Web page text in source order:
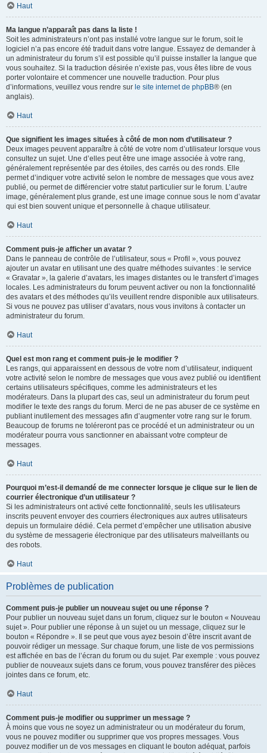
Haut
Ma langue n’apparaît pas dans la liste !
Soit les administrateurs n’ont pas installé votre langue sur le forum, soit le
logiciel n’a pas encore été traduit dans votre langue. Essayez de demander à
un administrateur du forum s’il est possible qu’il puisse installer la langue que
vous souhaitez. Si la traduction désirée n’existe pas, vous êtes libre de vous
porter volontaire et commencer une nouvelle traduction. Pour plus
d’informations, veuillez vous rendre sur le site internet de phpBB® (en
anglais).
Haut
Que signifient les images situées à côté de mon nom d’utilisateur ?
Deux images peuvent apparaître à côté de votre nom d’utilisateur lorsque vous
consultez un sujet. Une d’elles peut être une image associée à votre rang,
généralement représentée par des étoiles, des carrés ou des ronds. Elle
permet d’indiquer votre activité selon le nombre de messages que vous avez
publié, ou permet de différencier votre statut particulier sur le forum. L’autre
image, généralement plus grande, est une image connue sous le nom d’avatar
qui est bien souvent unique et personnelle à chaque utilisateur.
Haut
Comment puis-je afficher un avatar ?
Dans le panneau de contrôle de l’utilisateur, sous « Profil », vous pouvez
ajouter un avatar en utilisant une des quatre méthodes suivantes : le service
« Gravatar », la galerie d’avatars, les images distantes ou le transfert d’images
locales. Les administrateurs du forum peuvent activer ou non la fonctionnalité
des avatars et des méthodes qu’ils veuillent rendre disponible aux utilisateurs.
Si vous ne pouvez pas utiliser d’avatars, nous vous invitons à contacter un
administrateur du forum.
Haut
Quel est mon rang et comment puis-je le modifier ?
Les rangs, qui apparaissent en dessous de votre nom d’utilisateur, indiquent
votre activité selon le nombre de messages que vous avez publié ou identifient
certains utilisateurs spécifiques, comme les administrateurs et les
modérateurs. Dans la plupart des cas, seul un administrateur du forum peut
modifier le texte des rangs du forum. Merci de ne pas abuser de ce système en
publiant inutilement des messages afin d’augmenter votre rang sur le forum.
Beaucoup de forums ne toléreront pas ce procédé et un administrateur ou un
modérateur pourra vous sanctionner en abaissant votre compteur de
messages.
Haut
Pourquoi m’est-il demandé de me connecter lorsque je clique sur le lien de
courrier électronique d’un utilisateur ?
Si les administrateurs ont activé cette fonctionnalité, seuls les utilisateurs
inscrits peuvent envoyer des courriers électroniques aux autres utilisateurs
depuis un formulaire dédié. Cela permet d’empêcher une utilisation abusive
du système de messagerie électronique par des utilisateurs malveillants ou
des robots.
Haut
Problèmes de publication
Comment puis-je publier un nouveau sujet ou une réponse ?
Pour publier un nouveau sujet dans un forum, cliquez sur le bouton « Nouveau
sujet ». Pour publier une réponse à un sujet ou un message, cliquez sur le
bouton « Répondre ». Il se peut que vous ayez besoin d’être inscrit avant de
pouvoir rédiger un message. Sur chaque forum, une liste de vos permissions
est affichée en bas de l’écran du forum ou du sujet. Par exemple : vous pouvez
publier de nouveaux sujets dans ce forum, vous pouvez transférer des pièces
jointes dans ce forum, etc.
Haut
Comment puis-je modifier ou supprimer un message ?
À moins que vous ne soyez un administrateur ou un modérateur du forum,
vous ne pouvez modifier ou supprimer que vos propres messages. Vous
pouvez modifier un de vos messages en cliquant le bouton adéquat, parfois